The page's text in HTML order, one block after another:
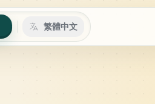
繁體中文